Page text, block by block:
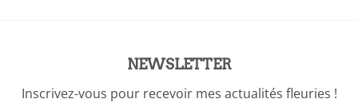
NEWSLETTER
Inscrivez-vous pour recevoir mes actualités fleuries !